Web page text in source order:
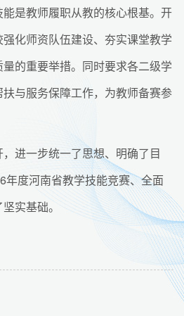
是教师履职从教的核心根基。开
化师资队伍建设、夯实课堂教学
的重要举措。同时要求各二级学
与服务保障工作，为教师备赛参
进一步统一了思想、明确了目
年度河南省教学技能竞赛、全面
实基础。